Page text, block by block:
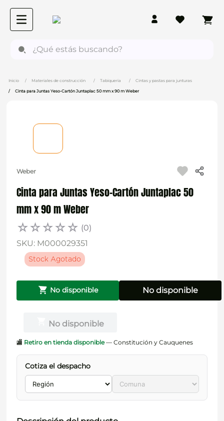
Materiales de construcción Tabiqueria Cintas y pastas para junturas
Cinta para Juntas Yeso-Cartón Juntaplac 50 mm x 90 m Weber
Weber
Cinta para Juntas Yeso-Cartón Juntaplac 50
mm x 90 m Weber
☆☆☆☆☆ (0)
SKU: M000029351
Stock Agotado
No disponible No disponible
No disponible
🏬 Retiro en tienda disponible— Constitución y Cauquenes
Cotiza el despacho